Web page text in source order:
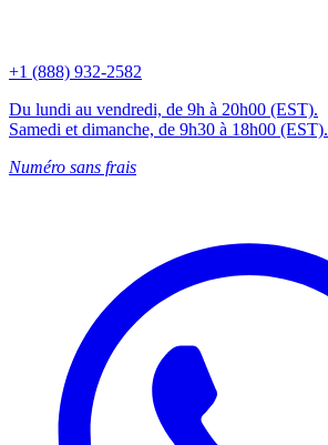
+1 (888) 932-2582
Du lundi au vendredi, de 9h à 20h00 (EST).
Samedi et dimanche, de 9h30 à 18h00 (EST).
Numéro sans frais